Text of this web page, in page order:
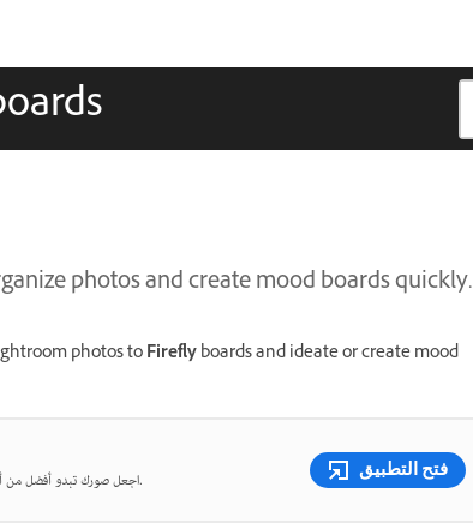
photos and create mood boards quickly.
photos toFireflyboards and ideate or create mood
اجعل صورك تبدو أفضل من أي وقت مضى مع إمكانيات التحرير الأذكى - سواء على الكمبيوتر المكتبي أو الهاتف المحمول.
فتح التطبيق